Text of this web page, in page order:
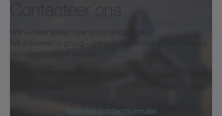
Wij adviseren u graag – persoonlijk, deskundig en volledig
Naar het contactformulier